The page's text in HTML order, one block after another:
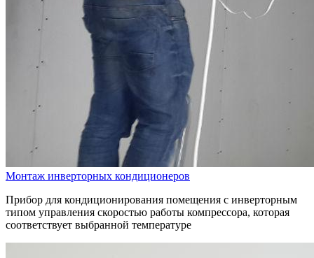
Монтаж инверторных кондиционеров
Прибор для кондиционирования помещения с инверторным
типом управления скоростью работы компрессора, которая
соответствует выбранной температуре